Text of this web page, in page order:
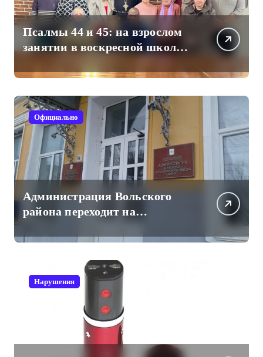
Псалмы 44 и 45: на взрослом
занятии в воскресной школе
Официально
Администрация Вольского
района переходит на
для рабочих коммуникаций
Нарушения